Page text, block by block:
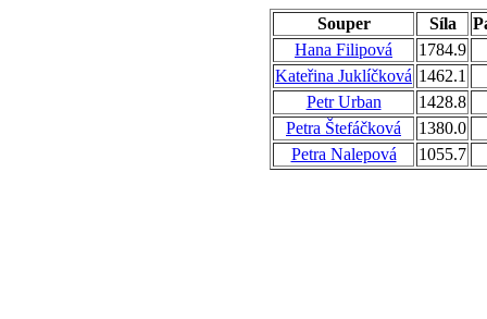
Souper Síla
Hana Filipová
1784.9
Kateřina Juklíčková 1462.1
Petr Urban
1428.8
Petra Štefáčková
1380.0
Petra Nalepová
1055.7